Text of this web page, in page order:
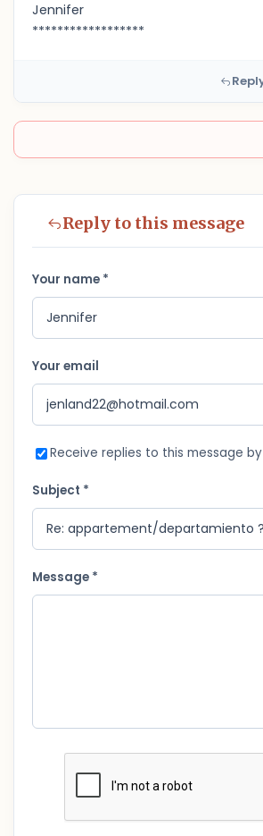
Jennifer
******************
Reply to this message
Your name *
Your email
Receive replies to this message
Subject *
Message *